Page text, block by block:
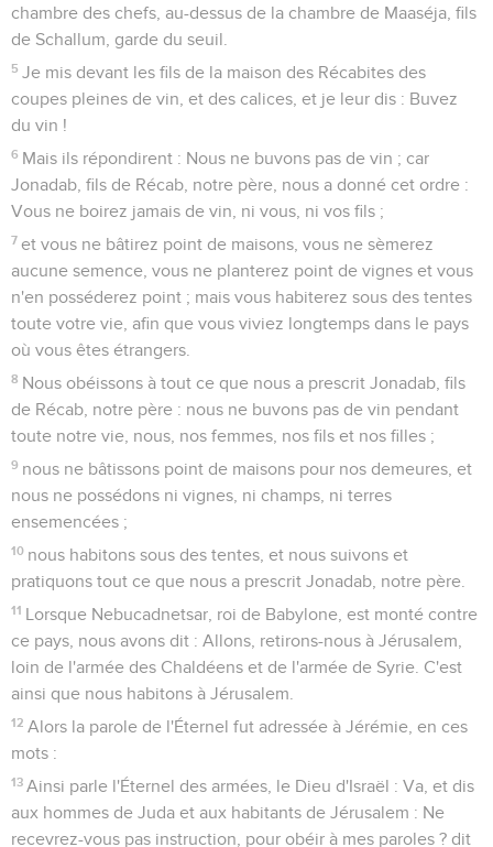
chambre des chefs, au-dessus de la chambre de Maaséja, fils
de Schallum, garde du seuil.
5 Je mis devant les fils de la maison des Récabites des
coupes pleines de vin, et des calices, et je leur dis : Buvez
du vin !
6 Mais ils répondirent : Nous ne buvons pas de vin ; car
Jonadab, fils de Récab, notre père, nous a donné cet ordre :
Vous ne boirez jamais de vin, ni vous, ni vos fils ;
7 et vous ne bâtirez point de maisons, vous ne sèmerez
aucune semence, vous ne planterez point de vignes et vous
n'en posséderez point ; mais vous habiterez sous des tentes
toute votre vie, afin que vous viviez longtemps dans le pays
où vous êtes étrangers.
8 Nous obéissons à tout ce que nous a prescrit Jonadab, fils
de Récab, notre père : nous ne buvons pas de vin pendant
toute notre vie, nous, nos femmes, nos fils et nos filles ;
9 nous ne bâtissons point de maisons pour nos demeures, et
nous ne possédons ni vignes, ni champs, ni terres
ensemencées ;
10 nous habitons sous des tentes, et nous suivons et
pratiquons tout ce que nous a prescrit Jonadab, notre père.
11 Lorsque Nebucadnetsar, roi de Babylone, est monté contre
ce pays, nous avons dit : Allons, retirons-nous à Jérusalem,
loin de l'armée des Chaldéens et de l'armée de Syrie. C'est
ainsi que nous habitons à Jérusalem.
12 Alors la parole de l'Éternel fut adressée à Jérémie, en ces
mots :
13 Ainsi parle l'Éternel des armées, le Dieu d'Israël : Va, et dis
aux hommes de Juda et aux habitants de Jérusalem : Ne
recevrez-vous pas instruction, pour obéir à mes paroles ? dit